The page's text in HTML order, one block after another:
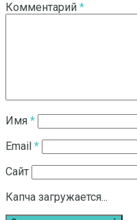
Комментарий *
Имя *
Email *
Сайт
Капча загружается...